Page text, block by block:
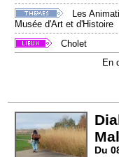
Les
Musée d'Art et d'Histoire
Cholet
En
Du